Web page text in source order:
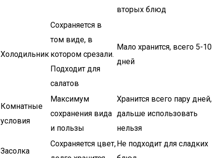
вторых блюд
Холодильник
Сохраняется в
том виде, в
котором срезали.
Подходит для
салатов
Мало хранится, всего 5-10
дней
Комнатные
условия
Максимум
сохранения вида
и пользы
Хранится всего пару дней,
дальше использовать
нельзя
Засолка
Сохраняется цвет,Не подходит для сладких